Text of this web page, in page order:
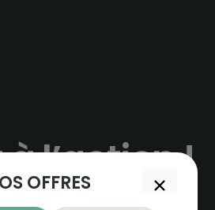
à l’action !
: Nous vous invitons à
et à prendre rendez-vous dès
OFFRES